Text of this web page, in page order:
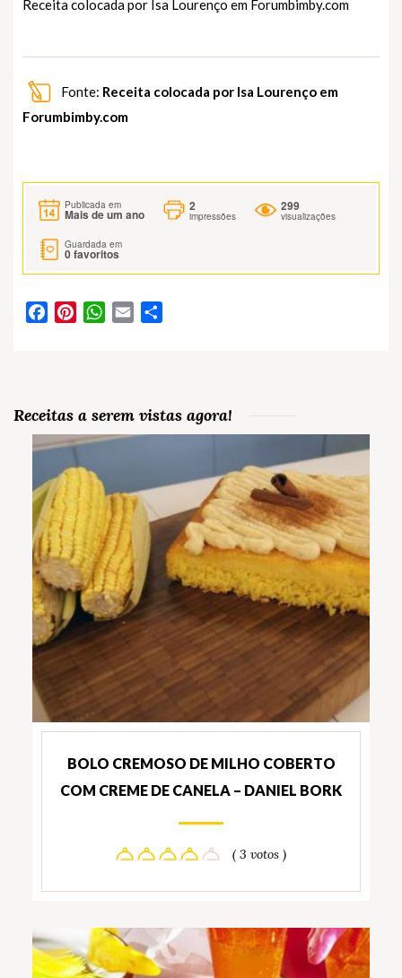
Receita colocada por Isa Lourenço em Forumbimby.com
Fonte: Receita colocada por Isa Lourenço em
Forumbimby.com
Publicada em
Mais de um ano
2
impressões
299
visualizações
Guardada em
0favoritos
FacebookPinterestWhatsApp
Email
Receitas a serem vistas agora!
BOLO CREMOSO DE MILHO COBERTO
COM CREME DE CANELA – DANIEL BORK
( 3 votos )